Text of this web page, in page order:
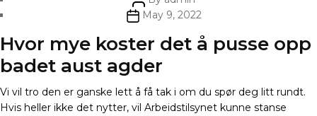
author
PostMay 9, 2022
Hvor mye koster det å pusse opp
badet aust agder
Vi vil tro den er ganske lett å få tak i om du spør deg litt rundt.
Hvis heller ikke det nytter, vil Arbeidstilsynet kunne stanse